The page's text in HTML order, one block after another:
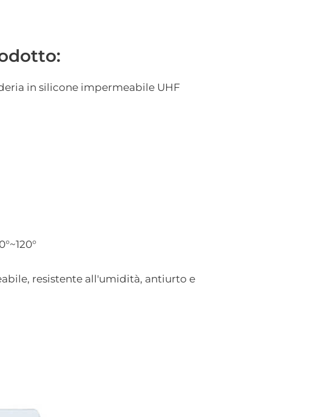
in silicone impermeabile UHF
resistente all'umidità, antiurto e